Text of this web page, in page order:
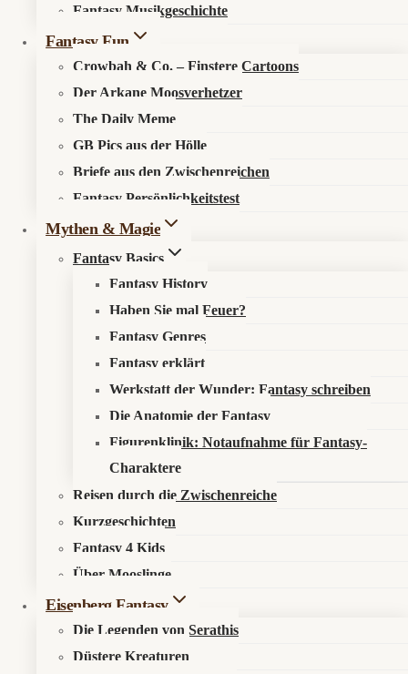
Fantasy Musikgeschichte
Fantasy Fun
Crowbah & Co. – Finstere Cartoons
Der Arkane Moosverhetzer
The Daily Meme
GB Pics aus der Hölle
Briefe aus den Zwischenreichen
Fantasy Persönlichkeitstest
Mythen & Magie
Fantasy Basics
Fantasy History
Haben Sie mal Feuer?
Fantasy Genres
Fantasy erklärt
Werkstatt der Wunder: Fantasy schreiben
Die Anatomie der Fantasy
Figurenklinik: Notaufnahme für Fantasy-
Charaktere
Reisen durch die Zwischenreiche
Kurzgeschichten
Fantasy 4 Kids
Über Mooslinge
Eisenberg Fantasy
Die Legenden von Serathis
Düstere Kreaturen
–
Queere
moralische
Grauzonen
viel
Atmosphäre
Kosmos entdecken
Über den Fantasykosmos
Unsere fantastischen Autoren
Recht & Ordnung
Datenschutzerklärung
Impressum
Sonst noch was?
Fantastisch werben
Newsletter
© 2026 Fantasykosmos